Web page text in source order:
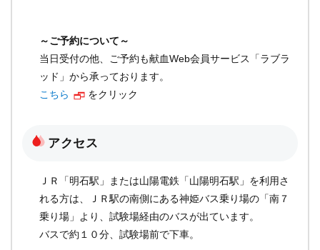
～ご予約について～
当日受付の他、ご予約も献血Web会員サービス「ラブラ
ッド」から承っております。
こちら
をクリック
アクセス
ＪＲ「明石駅」または山陽電鉄「山陽明石駅」を利用さ
れる方は、ＪＲ駅の南側にある神姫バス乗り場の「南７
乗り場」より、試験場経由のバスが出ています。
バスで約１０分、試験場前で下車。